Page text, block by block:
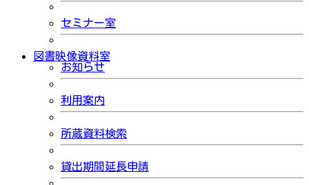
セミナー室
図書映像資料室
お知らせ
利用案内
所蔵資料検索
貸出期間延長申請